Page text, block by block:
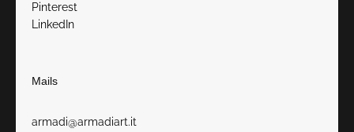
Pinterest
LinkedIn
Mails
armadi@armadiart.it